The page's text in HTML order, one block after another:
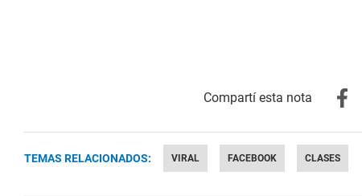
TEMAS RELACIONADOS: VIRAL FACEBOOK CLASES